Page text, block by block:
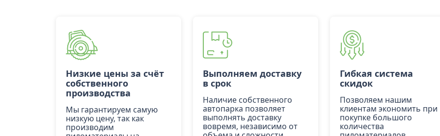
Низкие цены за счёт
собственного
производства
Мы гарантируем самую
низкую цену, так как
производим
Выполняем доставку
в срок
Наличие собственного
автопарка позволяет
выполнять доставку
вовремя, независимо от
Гибкая система
скидок
Позволяем нашим
клиентам экономить при
покупке большого
количества